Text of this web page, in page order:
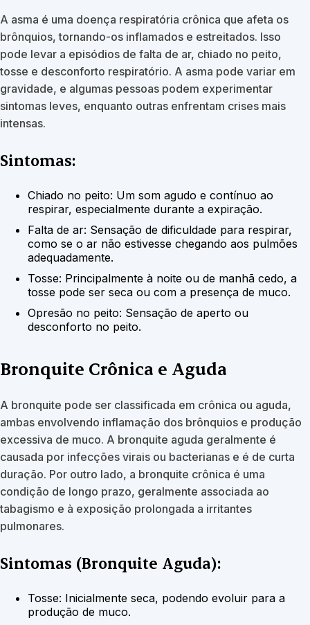
A asma é uma doença respiratória crônica que afeta os
brônquios, tornando-os inflamados e estreitados. Isso
pode levar a episódios de falta de ar, chiado no peito,
tosse e desconforto respiratório. A asma pode variar em
gravidade, e algumas pessoas podem experimentar
sintomas leves, enquanto outras enfrentam crises mais
intensas.
Sintomas:
Chiado no peito: Um som agudo e contínuo ao
respirar, especialmente durante a expiração.
Falta de ar: Sensação de dificuldade para respirar,
como se o ar não estivesse chegando aos pulmões
adequadamente.
Tosse: Principalmente à noite ou de manhã cedo, a
tosse pode ser seca ou com a presença de muco.
Opresão no peito: Sensação de aperto ou
desconforto no peito.
Bronquite Crônica e Aguda
A bronquite pode ser classificada em crônica ou aguda,
ambas envolvendo inflamação dos brônquios e produção
excessiva de muco. A bronquite aguda geralmente é
causada por infecções virais ou bacterianas e é de curta
duração. Por outro lado, a bronquite crônica é uma
condição de longo prazo, geralmente associada ao
tabagismo e à exposição prolongada a irritantes
pulmonares.
Sintomas (Bronquite Aguda):
Tosse: Inicialmente seca, podendo evoluir para a
produção de muco.